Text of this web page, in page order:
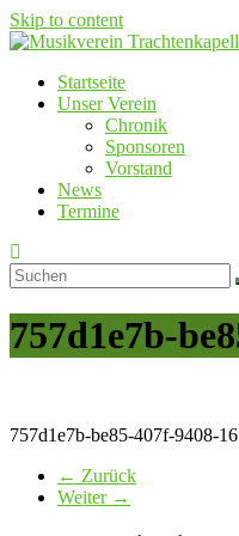
Skip to content
Musikverein
Startseite
Unser Verein
Chronik
Sponsoren
Vorstand
News
Termine
757d1e7b-
757d1e7b-be85-407f-9408-
← Zurück
Weiter →